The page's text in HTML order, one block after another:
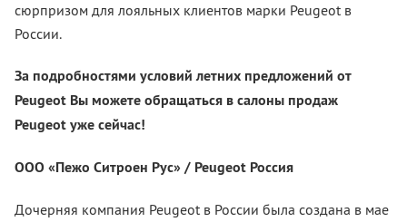
сюрпризом для лояльных клиентов марки Peugeot в
России.
За подробностями условий летних предложений от
Peugeot Вы можете обращаться в салоны продаж
Peugeot уже сейчас!
ООО «Пежо Ситроен Рус» / Peugeot Россия
Дочерняя компания Peugeot в России была создана в мае